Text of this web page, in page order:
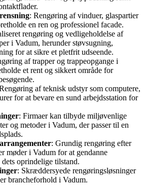
: Rengøring af vinduer, glaspartier
en ren og professionel facade.
rengøring og vedligeholdelse af
i Vadum, herunder støvsugning,
for at sikre et pletfrit udseende.
af trapper og trappeopgange i
et rent og sikkert område for
af teknisk udstyr som computere,
for at bevare en sund arbejdsstation for
: Firmaer kan tilbyde miljøvenlige
og metoder i Vadum, der passer til en
: Grundig rengøring efter
møder i Vadum for at gendanne
oprindelige tilstand.
: Skræddersyede rengøringsløsninger
brancheforhold i Vadum.